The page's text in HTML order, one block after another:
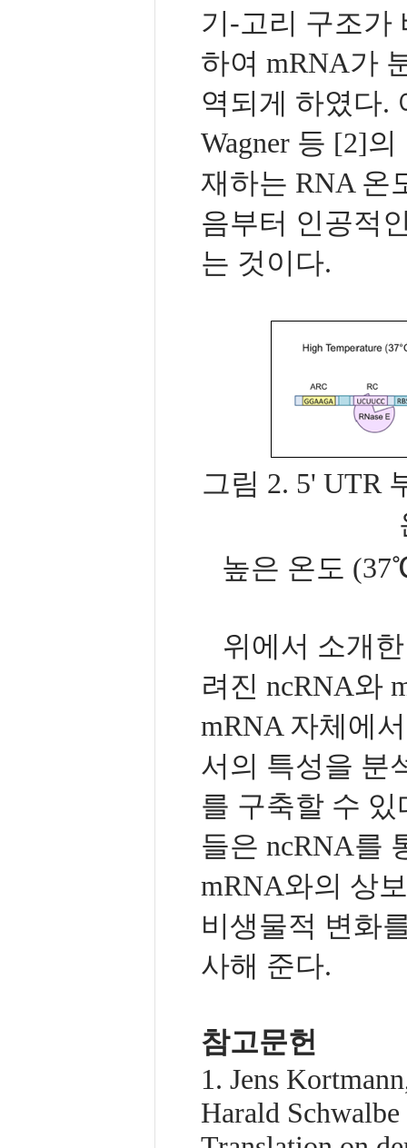
기-고리 구조가
하여 mRNA가
역되게 하였다.
Wagner 등 [2]
재하는 RNA 온
음부터 인공적
는 것이다.
그림 2. 5' UTR
높은 온도
위에서 소개
려진 ncRNA와
mRNA 자체에
서의 특성을 분
를 구축할 수
들은 ncRNA를
mRNA와의 상
비생물적 변화
사해 준다.
참고문헌
1. Jens
Harald